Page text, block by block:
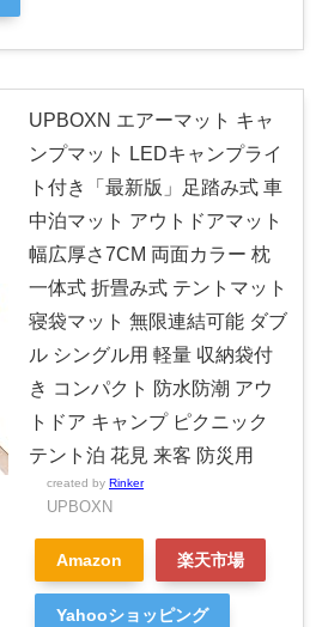
UPBOXN エアーマット キャ
ンプマット LEDキャンプライ
ト付き「最新版」足踏み式 車
中泊マット アウトドアマット
幅広厚さ7CM 両面カラー 枕
一体式 折畳み式 テントマット
寝袋マット 無限連結可能 ダブ
ル シングル用 軽量 収納袋付
き コンパクト 防水防潮 アウ
トドア キャンプ ピクニック
テント泊 花見 来客 防災用
created by Rinker
UPBOXN
Amazon 楽天市場
Yahooショッピング